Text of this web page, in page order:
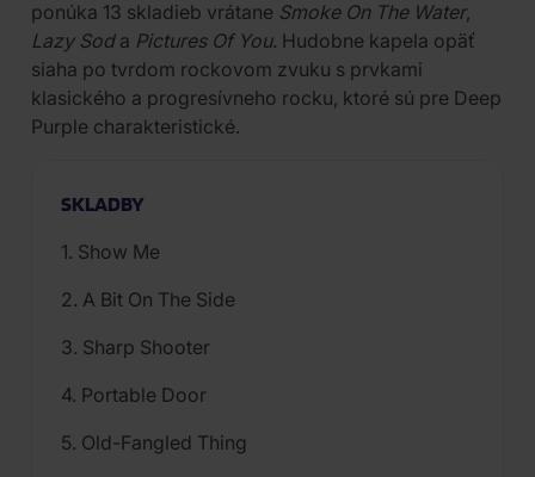
ponúka 13 skladieb vrátane Smoke On The Water,
Lazy Soda Pictures Of You. Hudobne kapela opäť
siaha po tvrdom rockovom zvuku s prvkami
klasického a progresívneho rocku, ktoré sú pre Deep
Purple charakteristické.
SKLADBY
1. Show Me
2. A Bit On The Side
3. Sharp Shooter
4. Portable Door
5. Old-Fangled Thing